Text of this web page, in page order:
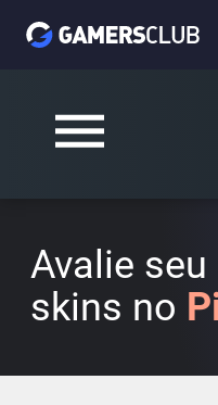
Avalie
skins no